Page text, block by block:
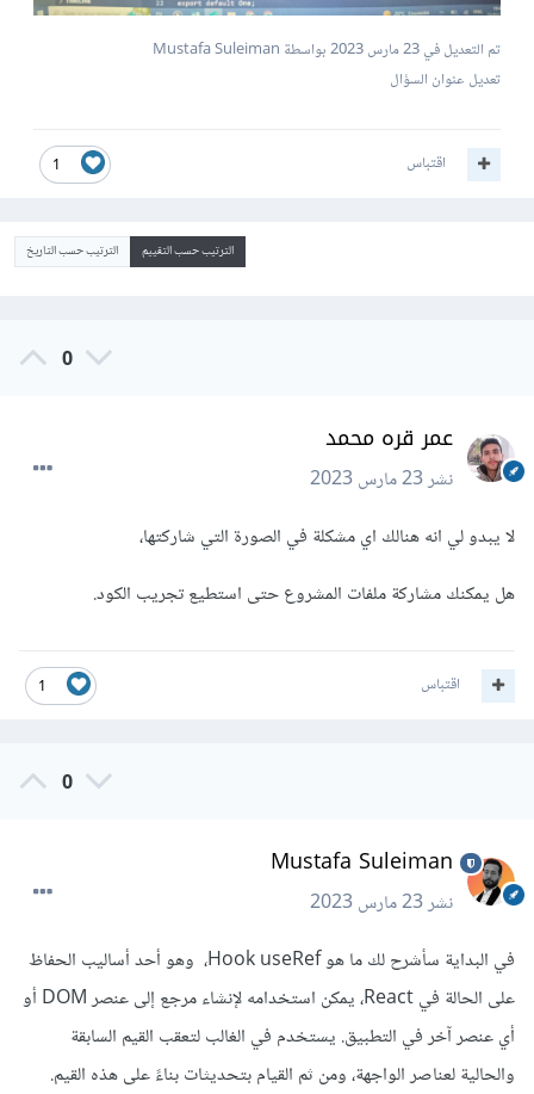
تم التعديل في23 مارس 2023
بواسطة Mustafa Suleiman
تعديل عنوان السؤال
1 اقتباس
الترتيب حسب التقييم الترتيب حسب التاريخ
0
عمر قره محمد
نشر23 مارس 2023
لا يبدو لي انه هنالك اي مشكلة في الصورة التي شاركتها،
هل يمكنك مشاركة ملفات المشروع حتى استطيع تجريب الكود.
1 اقتباس
0
Mustafa Suleiman
نشر23 مارس 2023
في البداية سأشرح لك ما هو Hook useRef، وهو أحد أساليب الحفاظ
على الحالة في React، يمكن استخدامه لإنشاء مرجع إلى عنصر DOM أو
أي عنصر آخر في التطبيق. يستخدم في الغالب لتعقب القيم السابقة
والحالية لعناصر الواجهة، ومن ثم القيام بتحديثات بناءً على هذه القيم.